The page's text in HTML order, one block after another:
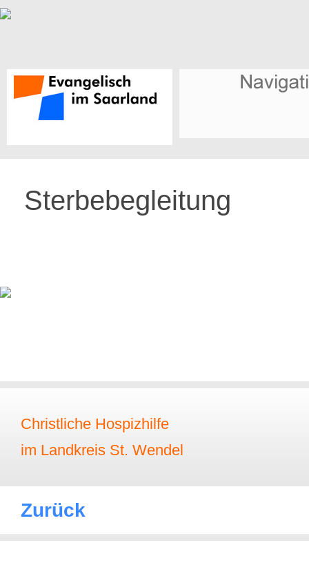
Sterbebegleitung
Christliche Hospizhilfe
im Landkreis St. Wendel
Zurück